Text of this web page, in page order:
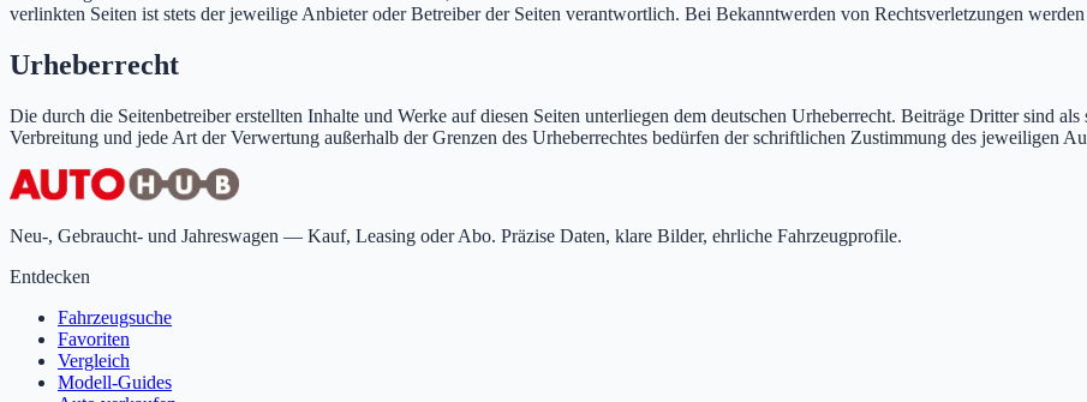
verlinkten Seiten ist stets der jeweilige Anbieter oder Betreiber der Seiten verantwortlich. Bei Bekanntwerden von Rechtsverletzungen
Urheberrecht
Die durch die Seitenbetreiber erstellten Inhalte und Werke auf diesen Seiten unterliegen dem deutschen Urheberrecht. Beiträge Dritter sind
Verbreitung und jede Art der Verwertung außerhalb der Grenzen des Urheberrechtes bedürfen der schriftlichen Zustimmung des jeweiligen
Neu-, Gebraucht- und Jahreswagen — Kauf, Leasing oder Abo. Präzise Daten, klare Bilder, ehrliche Fahrzeugprofile.
Entdecken
Fahrzeugsuche
Favoriten
Vergleich
Modell-Guides